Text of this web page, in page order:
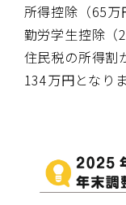
所得控除（65万
勤労学生控除（
住民税の所得割
134万円となりま